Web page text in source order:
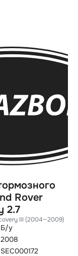
Rover
2.7
III (2004—2009)
Б/у
2008
SEC000172